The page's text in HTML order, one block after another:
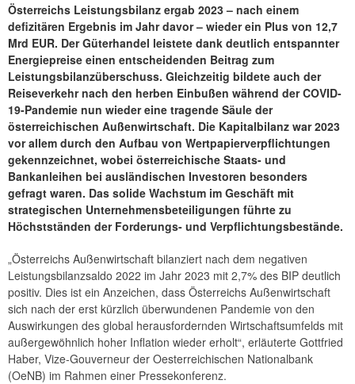
Österreichs Leistungsbilanz ergab 2023 – nach einem
defizitären Ergebnis im Jahr davor – wieder ein Plus von 12,7
Mrd EUR. Der Güterhandel leistete dank deutlich entspannter
Energiepreise einen entscheidenden Beitrag zum
Leistungsbilanzüberschuss. Gleichzeitig bildete auch der
Reiseverkehr nach den herben Einbußen während der COVID-
19-Pandemie nun wieder eine tragende Säule der
österreichischen Außenwirtschaft. Die Kapitalbilanz war 2023
vor allem durch den Aufbau von Wertpapierverpflichtungen
gekennzeichnet, wobei österreichische Staats- und
Bankanleihen bei ausländischen Investoren besonders
gefragt waren. Das solide Wachstum im Geschäft mit
strategischen Unternehmensbeteiligungen führte zu
Höchstständen der Forderungs- und Verpflichtungsbestände.
„Österreichs Außenwirtschaft bilanziert nach dem negativen
Leistungsbilanzsaldo 2022 im Jahr 2023 mit 2,7% des BIP deutlich
positiv. Dies ist ein Anzeichen, dass Österreichs Außenwirtschaft
sich nach der erst kürzlich überwundenen Pandemie von den
Auswirkungen des global herausfordernden Wirtschaftsumfelds mit
außergewöhnlich hoher Inflation wieder erholt“, erläuterte Gottfried
Haber, Vize-Gouverneur der Oesterreichischen Nationalbank
(OeNB) im Rahmen einer Pressekonferenz.